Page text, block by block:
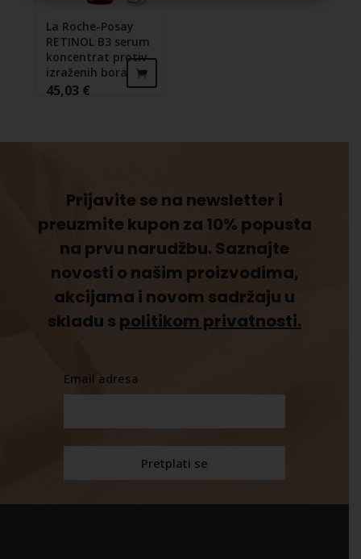
La Roche-Posay
RETINOL B3 serum
koncentrat protiv
izraženih bora
45,03 €
Prijavite se na newsletter i
preuzmite kupon za 10% popusta
na prvu narudžbu. Saznajte
novosti o našim proizvodima,
akcijama i novom sadržaju u
skladu s politikom privatnosti.
Email adresa